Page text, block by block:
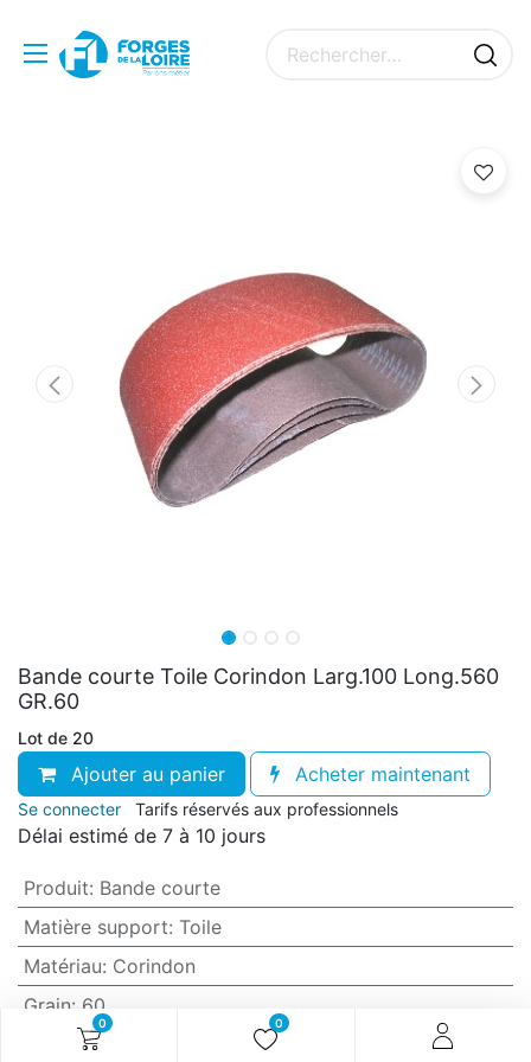
0 0
Bande courte Toile Corindon Larg.100 Long.560
GR.60
Lot de 20
Ajouter au panier Acheter maintenant
Se connecter Tarifs réservés aux professionnels
Délai estimé de 7 à 10 jours
Produit: Bande courte
Matière support: Toile
Matériau: Corindon
Grain: 60
Anti-encrassement
Non (standard)